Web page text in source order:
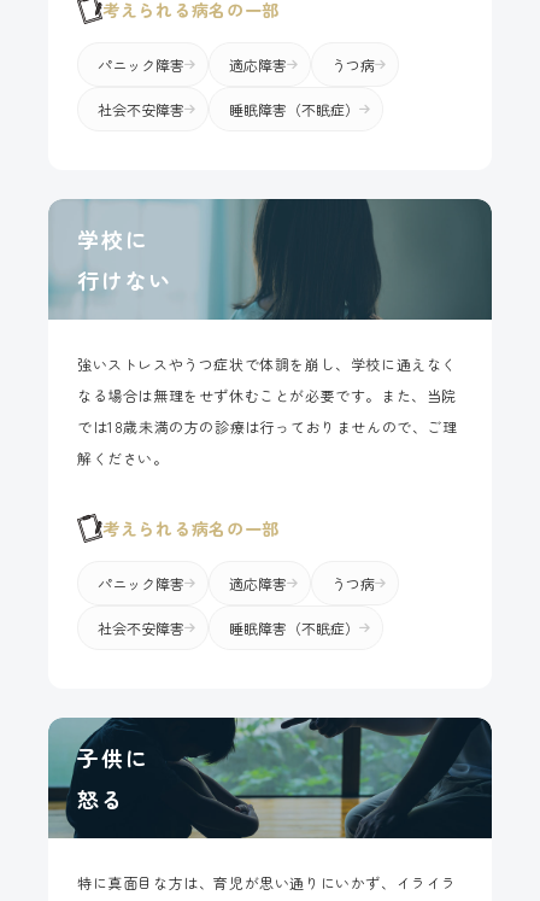
考えられる病名の一部
パニック障害 適応障害 うつ病
社会不安障害 睡眠障害（不眠症）
強いストレスやうつ症状で体調を崩し、学校に通えなく
なる場合は無理をせず休むことが必要です。また、当院
では18歳未満の方の診療は行っておりませんので、ご理
解ください。
考えられる病名の一部
パニック障害 適応障害 うつ病
社会不安障害 睡眠障害（不眠症）
学校に
行けない
特に真面目な方は、育児が思い通りにいかず、イライラ
子供に
怒る